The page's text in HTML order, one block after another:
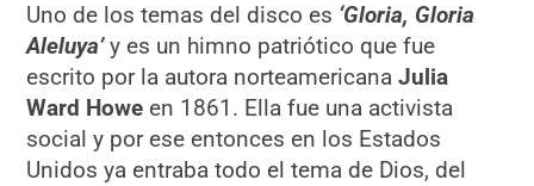
Uno de los temas del disco es ‘Gloria, Gloria
Aleluya’y es un himno patriótico que fue
escrito por la autora norteamericanaJulia
Ward Howe en 1861. Ella fue una activista
social y por ese entonces en los Estados
Unidos ya entraba todo el tema de Dios, del